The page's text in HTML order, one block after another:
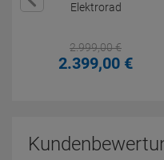
Elektrorad
2.999,00€
2.399,00 €